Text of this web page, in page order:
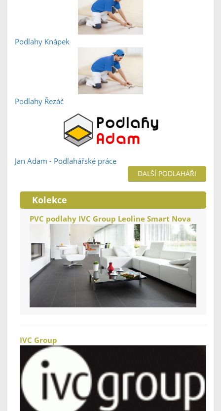
Podlahy Knápek
Podlahy Řezáč
Jan Adam - Podlahářské práce
DALŠÍ PODLAHÁŘI
Kolekce
PVC podlahy IVC Group Leoline Smart Nova
IVC Group